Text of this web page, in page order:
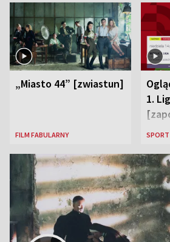
„Miasto 44” [zwiastun]
FILM FABULARNY
1.
SPORT